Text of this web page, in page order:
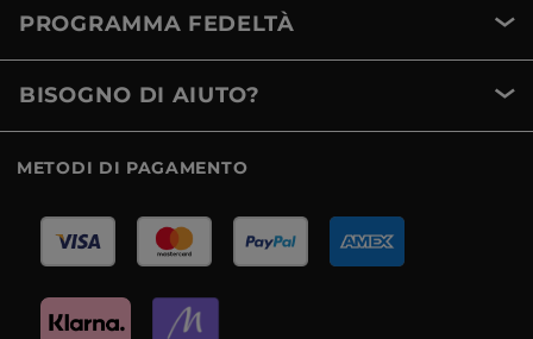
PROGRAMMA FEDELTÀ
BISOGNO DI AIUTO?
METODI DI PAGAMENTO